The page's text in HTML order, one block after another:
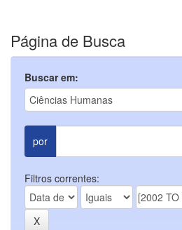
Página de Busca
Buscar em:
por
Filtros correntes: